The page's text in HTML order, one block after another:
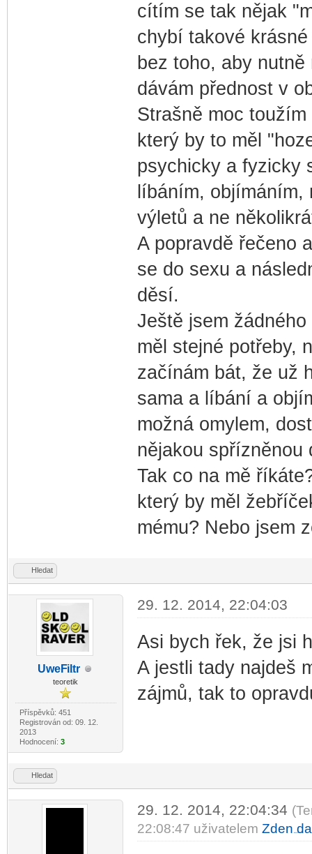
cítím se tak nějak
chybí takové
bez toho, aby
dávám přednost v
Strašně moc
který by to měl
psychicky a fyzicky
líbáním,
výletů a ne
A popravdě řečeno
se do sexu a
děsí.
Ještě jsem
měl stejné potřeby,
začínám bát, že už
sama a líbání a
možná omylem,
nějakou spřízněnou
Tak co na mě
který by měl
mému? Nebo jsem
Hledat
UweFiltr
teoretik
Příspěvků: 451
Registrován od: 09. 12.
2013
Hodnocení: 3
29. 12. 2014, 22:04:03
Asi bych řek, že jsi
A jestli tady najdeš
zájmů, tak to
Hledat
29. 12. 2014, 22:04:34
22:08:47 uživatelem Zden